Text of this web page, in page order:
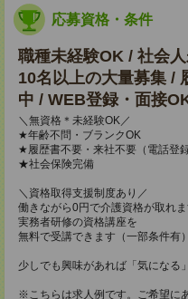
応募資格・条件
職種未経験OK / 社会
10名以上の大量募集 /
中 / WEB登録・面接
＼無資格＊未経験OK／
★年齢不問・ブランクOK
★履歴書不要・来社不要（電話登録
★社会保険完備
＼資格取得支援制度あり／
働きながら0円で介護資格が取れま
実務者研修の資格講座を
無料で受講できます（一部条件有）
少しでも興味があれば「気になる
※こちらは求人例です。ご希望に